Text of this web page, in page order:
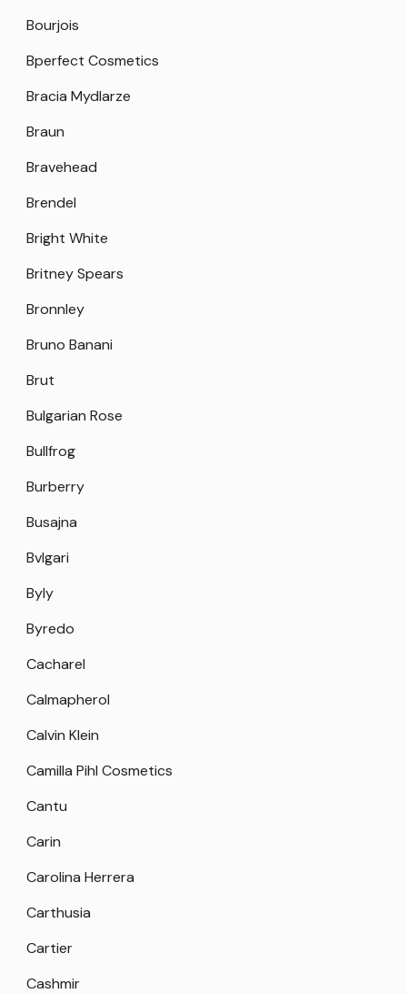
Bourjois
Bperfect Cosmetics
Bracia Mydlarze
Braun
Bravehead
Brendel
Bright White
Britney Spears
Bronnley
Bruno Banani
Brut
Bulgarian Rose
Bullfrog
Burberry
Busajna
Bvlgari
Byly
Byredo
Cacharel
Calmapherol
Calvin Klein
Camilla Pihl Cosmetics
Cantu
Carin
Carolina Herrera
Carthusia
Cartier
Cashmir